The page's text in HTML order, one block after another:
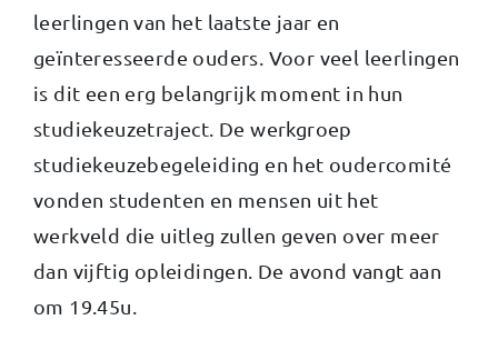
leerlingen van het laatste jaar en
geïnteresseerde ouders. Voor veel leerlingen
is dit een erg belangrijk moment in hun
studiekeuzetraject. De werkgroep
studiekeuzebegeleiding en het oudercomité
vonden studenten en mensen uit het
werkveld die uitleg zullen geven over meer
dan vijftig opleidingen. De avond vangt aan
om 19.45u.